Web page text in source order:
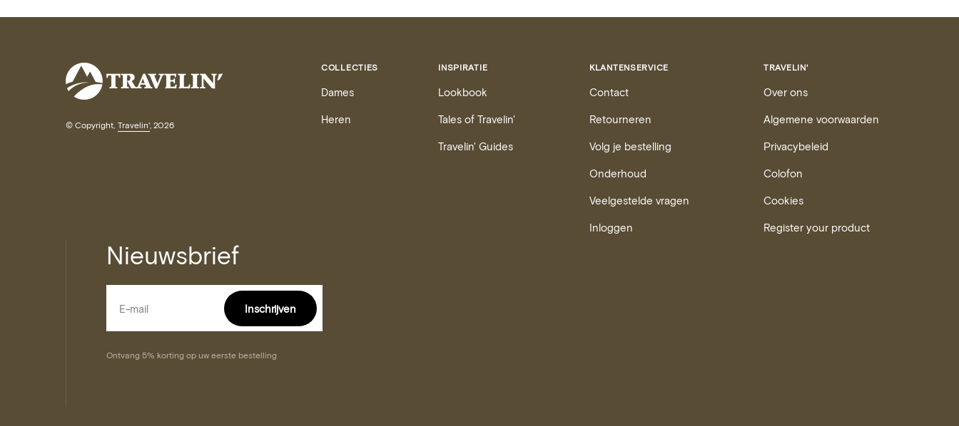
© Copyright, Travelin' , 2026
COLLECTIES
Dames
Heren
INSPIRATIE
Lookbook
Tales of Travelin'
Travelin' Guides
KLANTENSERVICE
Contact
Retourneren
Volg je bestelling
Onderhoud
Veelgestelde vragen
Inloggen
TRAVELIN'
Over ons
Algemene voorwaarden
Privacybeleid
Colofon
Cookies
Register your product
Nieuwsbrief
E-mail Inschrijven
Ontvang 5% korting op uw eerste bestelling